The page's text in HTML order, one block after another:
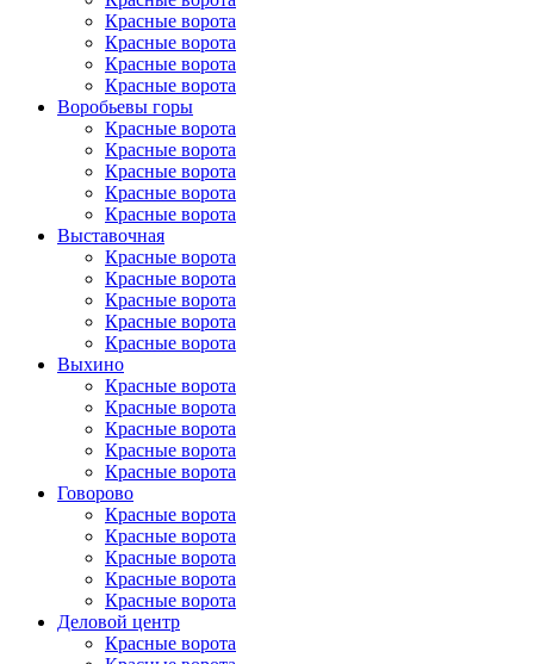
Красные ворота
Красные ворота
Красные ворота
Красные ворота
Воробьевы горы
Красные ворота
Красные ворота
Красные ворота
Красные ворота
Красные ворота
Выставочная
Красные ворота
Красные ворота
Красные ворота
Красные ворота
Красные ворота
Выхино
Красные ворота
Красные ворота
Красные ворота
Красные ворота
Красные ворота
Говорово
Красные ворота
Красные ворота
Красные ворота
Красные ворота
Красные ворота
Деловой центр
Красные ворота